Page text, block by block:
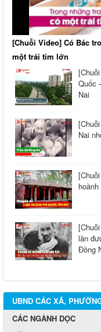
[Chuỗi Video] Có Bác
một trái tim lớn
Quốc
Nai
Nai
lần
Đồng
UBND CÁC XÃ,
CÁC NGÀNH DỌC